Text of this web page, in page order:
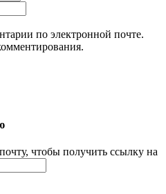
по электронной почте.
чтобы получить ссылку на